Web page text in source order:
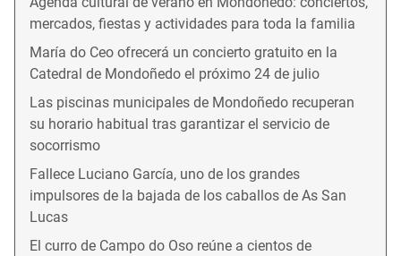
mercados, fiestas y actividades para toda la familia
María do Ceo ofrecerá un concierto gratuito en la
Catedral de Mondoñedo el próximo 24 de julio
Las piscinas municipales de Mondoñedo recuperan
su horario habitual tras garantizar el servicio de
socorrismo
Fallece Luciano García, uno de los grandes
impulsores de la bajada de los caballos de As San
Lucas
El curro de Campo do Oso reúne a cientos de